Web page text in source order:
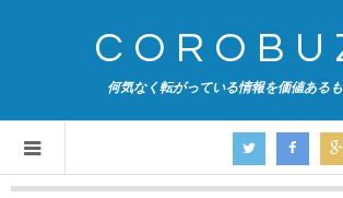
何気なく転がっている情報を価値ある